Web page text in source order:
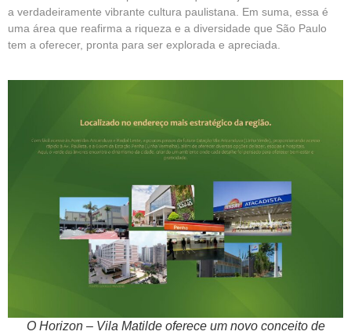
a verdadeiramente vibrante cultura paulistana. Em suma, essa é
uma área que reafirma a riqueza e a diversidade que São Paulo
tem a oferecer, pronta para ser explorada e apreciada.
O Horizon – Vila Matilde oferece um novo conceito de